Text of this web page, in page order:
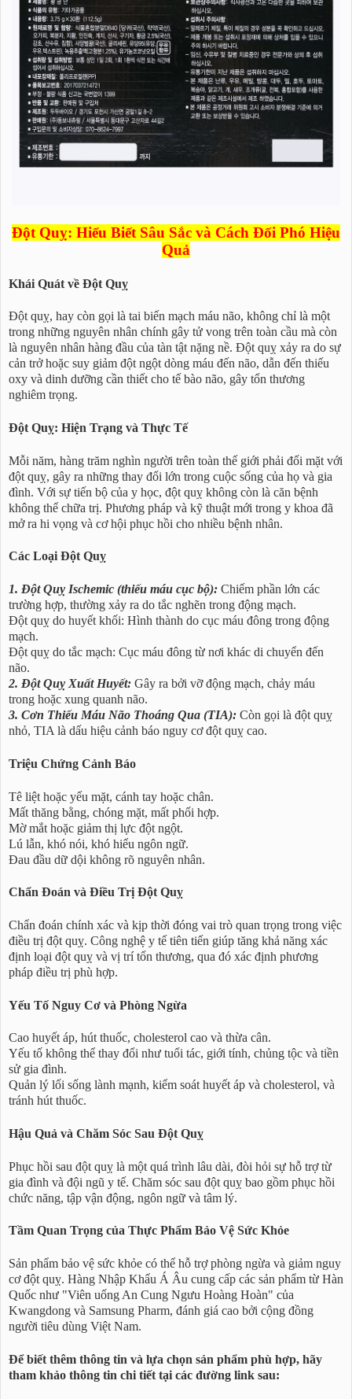
Đột Quỵ: Hiểu Biết Sâu Sắc và Cách Đối Phó Hiệu
Quả
Khái Quát về Đột Quỵ
Đột quỵ, hay còn gọi là tai biến mạch máu não, không chỉ là một
trong những nguyên nhân chính gây tử vong trên toàn cầu mà còn
là nguyên nhân hàng đầu của tàn tật nặng nề. Đột quỵ xảy ra do sự
cản trở hoặc suy giảm đột ngột dòng máu đến não, dẫn đến thiếu
oxy và dinh dưỡng cần thiết cho tế bào não, gây tổn thương
nghiêm trọng.
Đột Quỵ: Hiện Trạng và Thực Tế
Mỗi năm, hàng trăm nghìn người trên toàn thế giới phải đối mặt với
đột quỵ, gây ra những thay đổi lớn trong cuộc sống của họ và gia
đình. Với sự tiến bộ của y học, đột quỵ không còn là căn bệnh
không thể chữa trị. Phương pháp và kỹ thuật mới trong y khoa đã
mở ra hi vọng và cơ hội phục hồi cho nhiều bệnh nhân.
Các Loại Đột Quỵ
1. Đột Quỵ Ischemic (thiếu máu cục bộ): Chiếm phần lớn các
trường hợp, thường xảy ra do tắc nghẽn trong động mạch.
Đột quỵ do huyết khối: Hình thành do cục máu đông trong động
mạch.
Đột quỵ do tắc mạch: Cục máu đông từ nơi khác di chuyển đến
não.
2. Đột Quỵ Xuất Huyết: Gây ra bởi vỡ động mạch, chảy máu
trong hoặc xung quanh não.
3. Cơn Thiếu Máu Não Thoáng Qua (TIA): Còn gọi là đột quỵ
nhỏ, TIA là dấu hiệu cảnh báo nguy cơ đột quỵ cao.
Triệu Chứng Cảnh Báo
Tê liệt hoặc yếu mặt, cánh tay hoặc chân.
Mất thăng bằng, chóng mặt, mất phối hợp.
Mờ mắt hoặc giảm thị lực đột ngột.
Lú lẫn, khó nói, khó hiểu ngôn ngữ.
Đau đầu dữ dội không rõ nguyên nhân.
Chẩn Đoán và Điều Trị Đột Quỵ
Chẩn đoán chính xác và kịp thời đóng vai trò quan trọng trong việc
điều trị đột quỵ. Công nghệ y tế tiên tiến giúp tăng khả năng xác
định loại đột quỵ và vị trí tổn thương, qua đó xác định phương
pháp điều trị phù hợp.
Yếu Tố Nguy Cơ và Phòng Ngừa
Cao huyết áp, hút thuốc, cholesterol cao và thừa cân.
Yếu tố không thể thay đổi như tuổi tác, giới tính, chủng tộc và tiền
sử gia đình.
Quản lý lối sống lành mạnh, kiểm soát huyết áp và cholesterol, và
tránh hút thuốc.
Hậu Quả và Chăm Sóc Sau Đột Quỵ
Phục hồi sau đột quỵ là một quá trình lâu dài, đòi hỏi sự hỗ trợ từ
gia đình và đội ngũ y tế. Chăm sóc sau đột quỵ bao gồm phục hồi
chức năng, tập vận động, ngôn ngữ và tâm lý.
Tầm Quan Trọng của Thực Phẩm Bảo Vệ Sức Khỏe
Sản phẩm bảo vệ sức khỏe có thể hỗ trợ phòng ngừa và giảm nguy
cơ đột quỵ. Hàng Nhập Khẩu Á Âu cung cấp các sản phẩm từ Hàn
Quốc như "Viên uống An Cung Ngưu Hoàng Hoàn" của
Kwangdong và Samsung Pharm, đánh giá cao bởi cộng đồng
người tiêu dùng Việt Nam.
Để biết thêm thông tin và lựa chọn sản phẩm phù hợp, hãy
tham khảo thông tin chi tiết tại các đường link sau: